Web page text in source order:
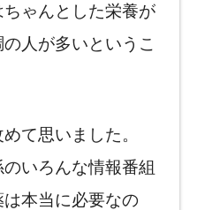
ゃんとした栄養が
人が多いというこ
て思いました。
いろんな情報番組
本当に必要なの